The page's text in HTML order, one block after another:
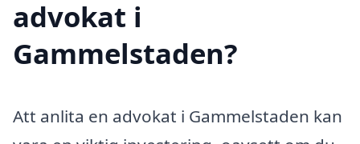
advokat i
Gammelstaden?
Att anlita en advokat i Gammelstaden kan